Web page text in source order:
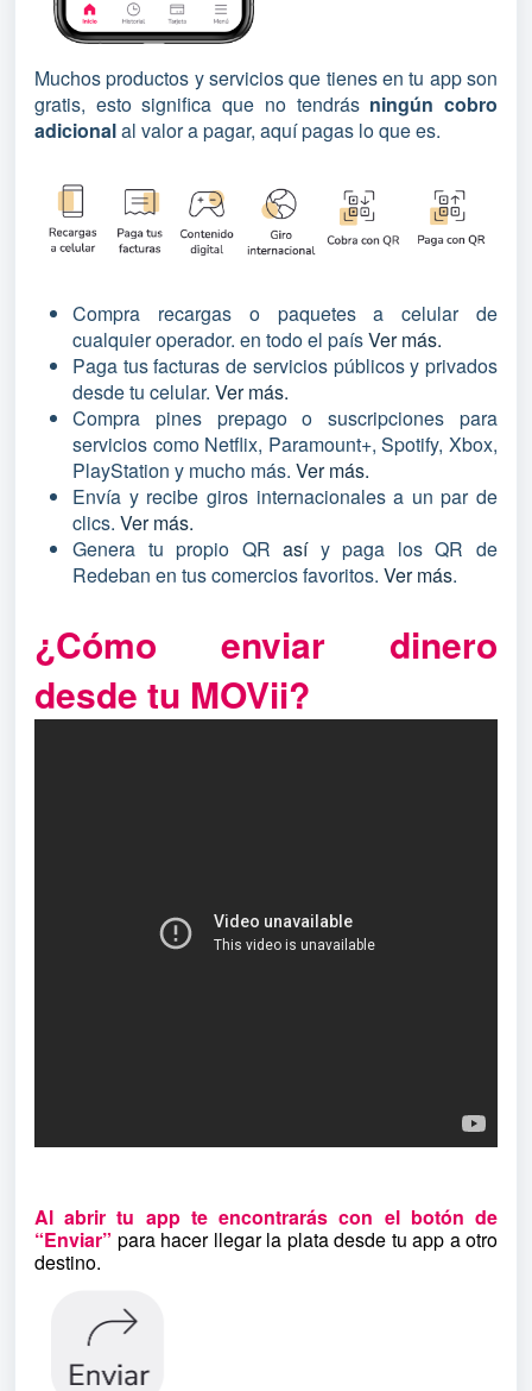
Muchos productos y servicios que tienes en tu app son
gratis, esto significa que no tendrás ningún cobro
adicionalal valor a pagar, aquí pagas lo que es.
Compra recargas o paquetes a celular de
cualquier operador. en todo el paísVer más.
Paga tus facturas de servicios públicos y privados
desde tu celular. Ver más.
Compra pines prepago o suscripciones para
servicios como Netflix, Paramount+, Spotify, Xbox,
PlayStation y mucho más. Ver más.
Envía y recibe giros internacionales a un par de
clics. Ver más.
Genera tu propio QRasíy paga los QR de
Redeban en tus comercios favoritos. Ver más.
¿Cómo enviar dinero
desde tu MOVii?
Al abrir tu app te encontrarás con elbotón de
“Enviar” para hacer llegar la plata desde tu app a otro
destino.